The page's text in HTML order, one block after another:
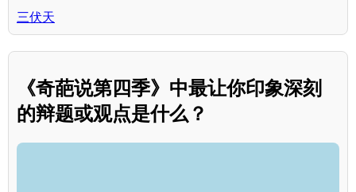
三伏天
《奇葩说第四季》中最让你印象深刻
的辩题或观点是什么？